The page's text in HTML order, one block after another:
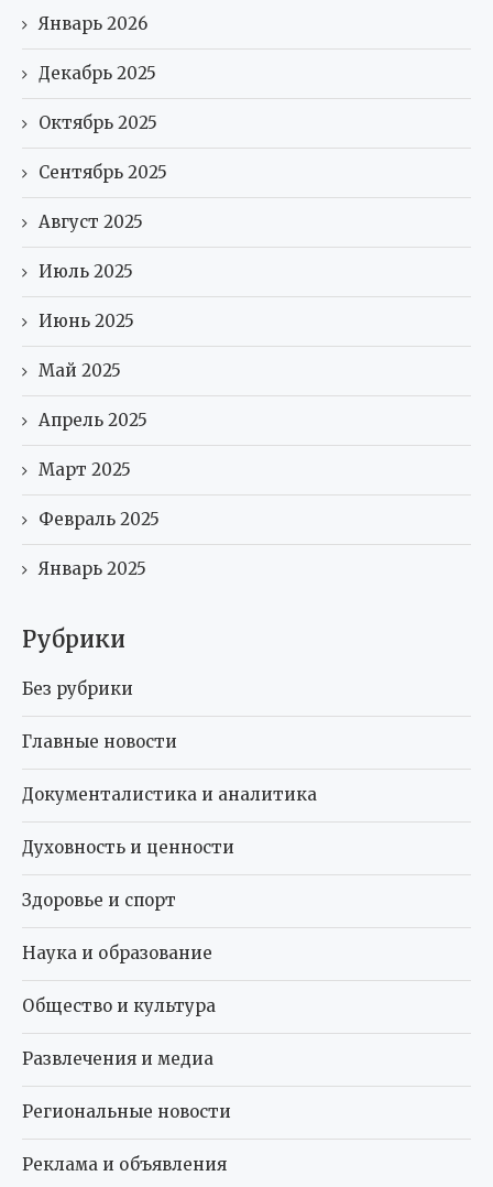
Январь 2026
Декабрь 2025
Октябрь 2025
Сентябрь 2025
Август 2025
Июль 2025
Июнь 2025
Май 2025
Апрель 2025
Март 2025
Февраль 2025
Январь 2025
Рубрики
Без рубрики
Главные новости
Документалистика и аналитика
Духовность и ценности
Здоровье и спорт
Наука и образование
Общество и культура
Развлечения и медиа
Региональные новости
Реклама и объявления